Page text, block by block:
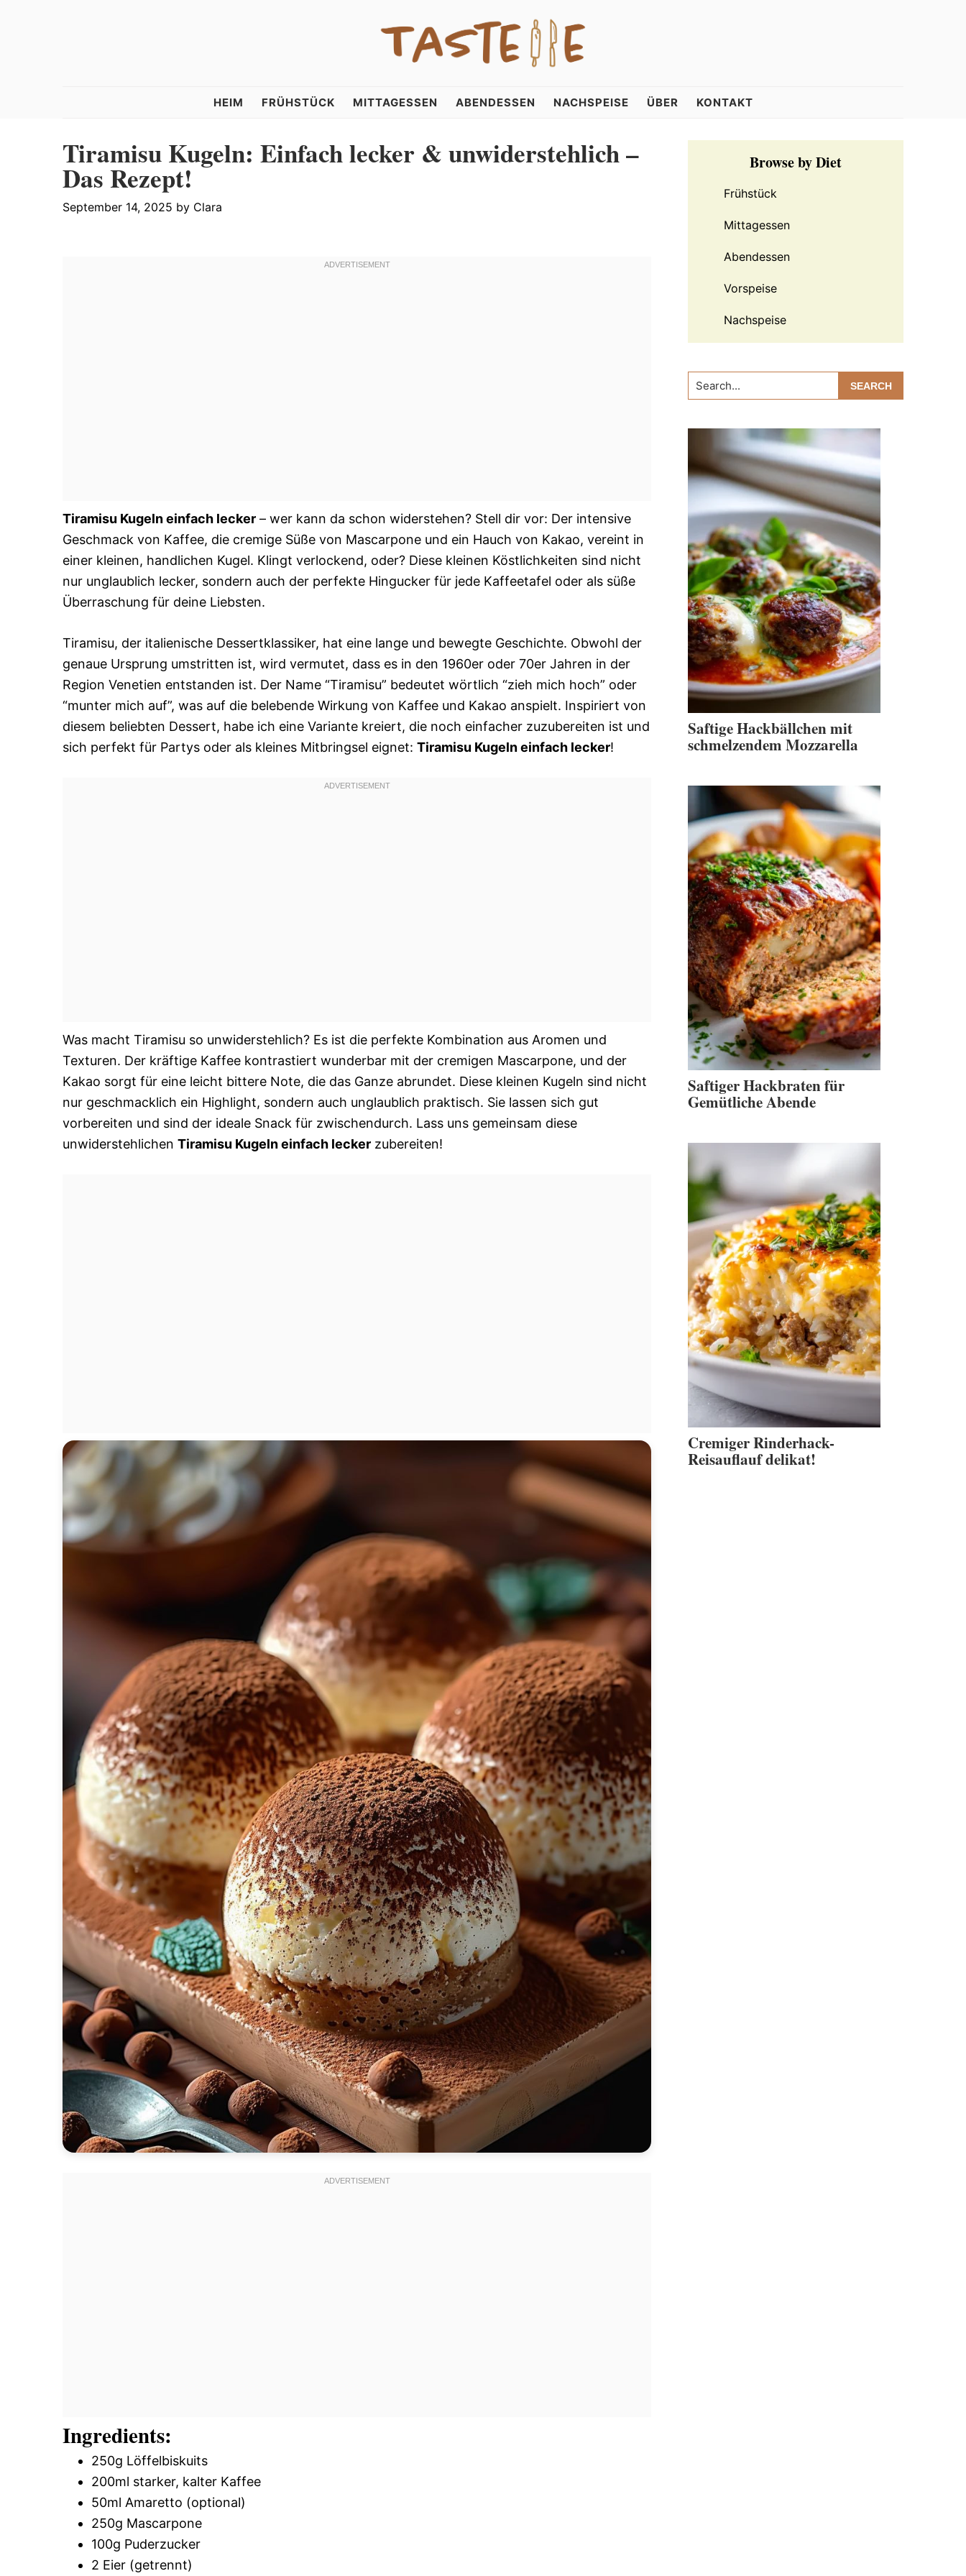
HEIM FRÜHSTÜCK MITTAGESSEN ABENDESSEN NACHSPEISE ÜBER KONTAKT
Tiramisu Kugeln: Einfach lecker & unwiderstehlich –
Das Rezept!
September 14, 2025 by Clara
Tiramisu Kugeln einfach lecker – wer kann da schon widerstehen? Stell dir vor: Der intensive
Geschmack von Kaffee, die cremige Süße von Mascarpone und ein Hauch von Kakao, vereint in
einer kleinen, handlichen Kugel. Klingt verlockend, oder? Diese kleinen Köstlichkeiten sind nicht
nur unglaublich lecker, sondern auch der perfekte Hingucker für jede Kaffeetafel oder als süße
Überraschung für deine Liebsten.
Tiramisu, der italienische Dessertklassiker, hat eine lange und bewegte Geschichte. Obwohl der
genaue Ursprung umstritten ist, wird vermutet, dass es in den 1960er oder 70er Jahren in der
Region Venetien entstanden ist. Der Name “Tiramisu” bedeutet wörtlich “zieh mich hoch” oder
“munter mich auf”, was auf die belebende Wirkung von Kaffee und Kakao anspielt. Inspiriert von
diesem beliebten Dessert, habe ich eine Variante kreiert, die noch einfacher zuzubereiten ist und
sich perfekt für Partys oder als kleines Mitbringsel eignet: Tiramisu Kugeln einfach lecker!
Was macht Tiramisu so unwiderstehlich? Es ist die perfekte Kombination aus Aromen und
Texturen. Der kräftige Kaffee kontrastiert wunderbar mit der cremigen Mascarpone, und der
Kakao sorgt für eine leicht bittere Note, die das Ganze abrundet. Diese kleinen Kugeln sind nicht
nur geschmacklich ein Highlight, sondern auch unglaublich praktisch. Sie lassen sich gut
vorbereiten und sind der ideale Snack für zwischendurch. Lass uns gemeinsam diese
unwiderstehlichen Tiramisu Kugeln einfach lecker zubereiten!
Ingredients:
250g Löffelbiskuits
200ml starker, kalter Kaffee
50ml Amaretto (optional)
250g Mascarpone
100g Puderzucker
2 Eier (getrennt)
Primary
SidebarBrowse by Diet
Frühstück
Mittagessen
Abendessen
Vorspeise
Nachspeise
Search...
Saftige Hackbällchen mit
schmelzendem Mozzarella
Saftiger Hackbraten für
Gemütliche Abende
Cremiger Rinderhack-
Reisauflauf delikat!